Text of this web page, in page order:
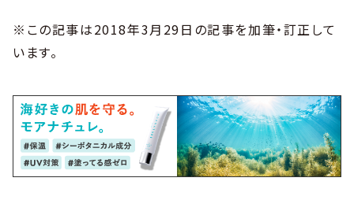
※この記事は2018年3月29日の記事を加筆・訂正して
います。